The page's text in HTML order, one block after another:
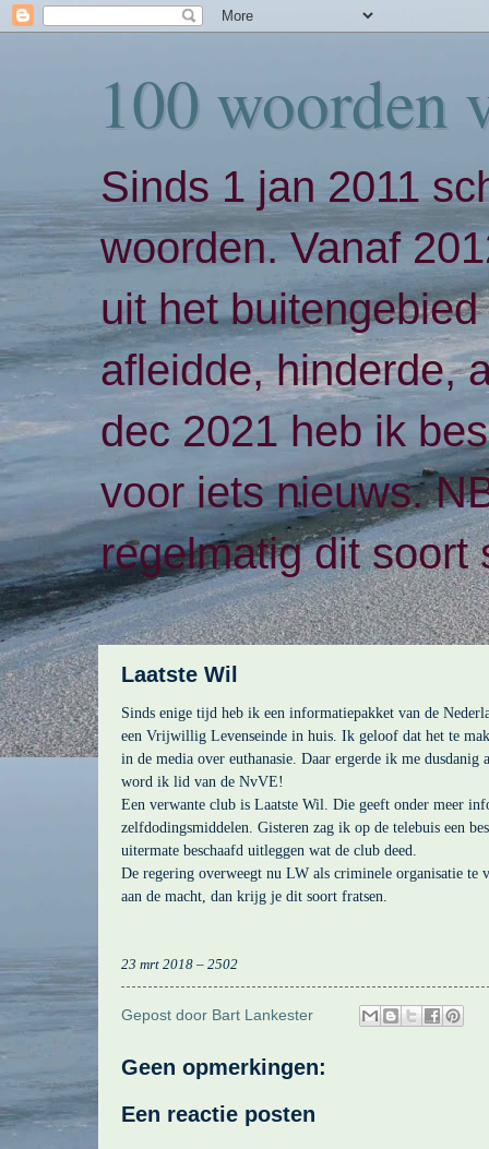
100 woorden
Sinds 1 jan 2011
woorden. Vanaf
uit het
afleidde, hinderde,
dec 2021 heb ik
voor iets nieuws.
regelmatig dit soort
Laatste Wil
Sinds enige tijd heb ik een informatiepakket van de
een Vrijwillig Levenseinde in huis. Ik geloof dat het te
in de media over euthanasie. Daar ergerde ik me dusdanig
word ik lid van de NvVE!
Een verwante club is Laatste Wil. Die geeft onder meer
zelfdodingsmiddelen. Gisteren zag ik op de telebuis een
uitermate beschaafd uitleggen wat de club deed.
De regering overweegt nu LW als criminele organisatie te
aan de macht, dan krijg je dit soort fratsen.
23 mrt 2018 – 2502
Gepost door Bart Lankester
Geen opmerkingen:
Een reactie posten